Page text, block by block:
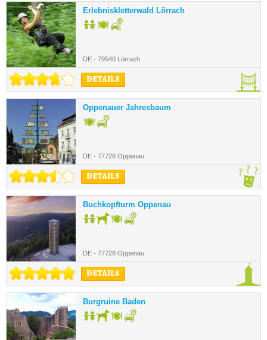
Erlebniskletterwald Lörrach
DE - 79540 Lörrach
DETAILS
Oppenauer Jahresbaum
DE - 77728 Oppenau
DETAILS
Buchkopfturm Oppenau
DE - 77728 Oppenau
DETAILS
Burgruine Baden